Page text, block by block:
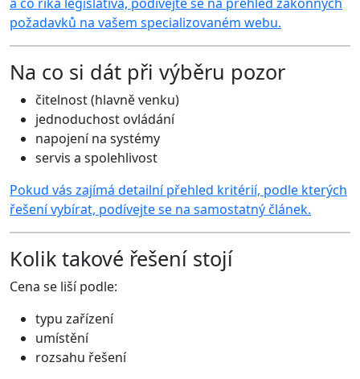
požadavků na vašem specializovaném webu.
Na co si dát při výběru pozor
čitelnost (hlavně venku)
jednoduchost ovládání
napojení na systémy
servis a spolehlivost
Pokud vás zajímá detailní přehled kritérií, podle kterých
řešení vybírat, podívejte se na samostatný článek.
Kolik takové řešení stojí
Cena se liší podle:
typu zařízení
umístění
rozsahu řešení